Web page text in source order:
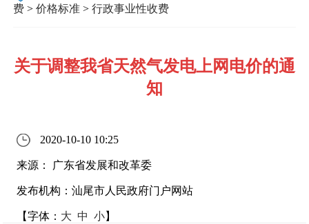
费 >价格标准 >行政事业性收费
关于调整我省天然气发电上网电价的通
知
2020-10-10 10:25
来源： 广东省发展和改革委
发布机构：汕尾市人民政府门户网站
【字体： 大 中 小】